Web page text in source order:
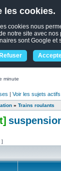
les cookies.
cookies nous
notre site avec
sont Google et
Refuser
minute
| Voir les sujets actifs
» Trains roulants
]